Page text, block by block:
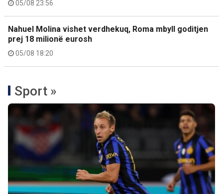
05/08 23:56
Nahuel Molina vishet verdhekuq, Roma mbyll goditjen
prej 18 milionë eurosh
05/08 18:20
Sport »